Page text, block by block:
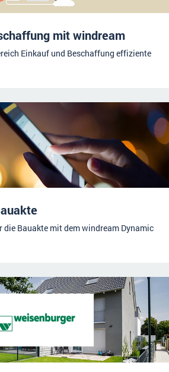
mit windream
Einkauf und Beschaffung effiziente
die Bauakte mit dem windream Dynamic